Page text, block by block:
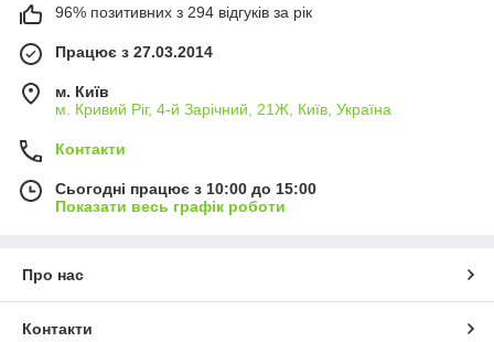
96% позитивних з 294 відгуків за рік
Працює з 27.03.2014
м. Київ
м. Кривий Ріг, 4-й Зарічний, 21Ж, Київ, Україна
Контакти
Сьогодні працює з 10:00 до 15:00
Показати весь графік роботи
Про нас
Контакти